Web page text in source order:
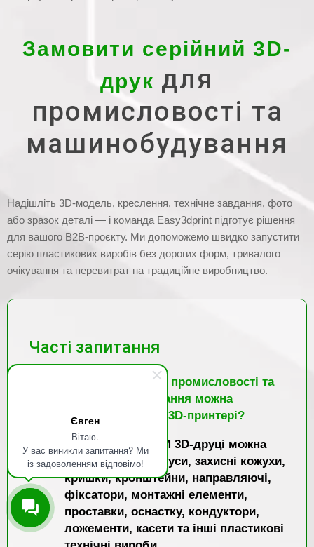
Євген
Вітаю.
У вас виникли запитання? Ми
із задоволенням відповімо!
Замовити серійний 3D-
друк для
промисловості та
машинобудування
Надішліть 3D-модель, креслення, технічне завдання, фото
або зразок деталі — і команда Easy3dprint підготує рішення
для вашого B2B-проєкту. Ми допоможемо швидко запустити
серію пластикових виробів без дорогих форм, тривалого
очікування та перевитрат на традиційне виробництво.
Часті запитання
Які деталі для промисловості та
машинобудування можна
виготовити на 3D-принтері?
На серійному FDM 3D-друці можна
виготовляти корпуси, захисні кожухи,
кришки, кронштейни, направляючі,
фіксатори, монтажні елементи,
проставки, оснастку, кондуктори,
ложементи, касети та інші пластикові